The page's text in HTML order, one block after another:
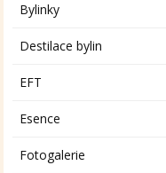
Bylinky
Destilace bylin
EFT
Esence
Fotogalerie